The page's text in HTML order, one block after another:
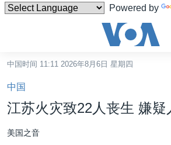
Powered by
碍
链
接
跳
转
中国
台湾
中国时间 11:11 2026年8月6日 星期四
中国
江苏火灾致22人丧生 嫌疑
美国之音